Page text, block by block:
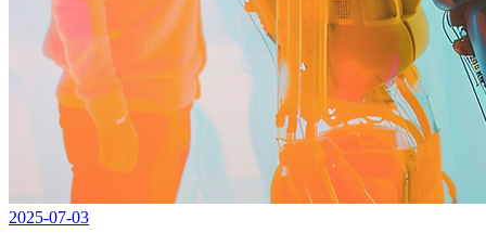
2025-07-03